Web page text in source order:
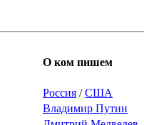
О ком пишем
Россия /США
Владимир Путин